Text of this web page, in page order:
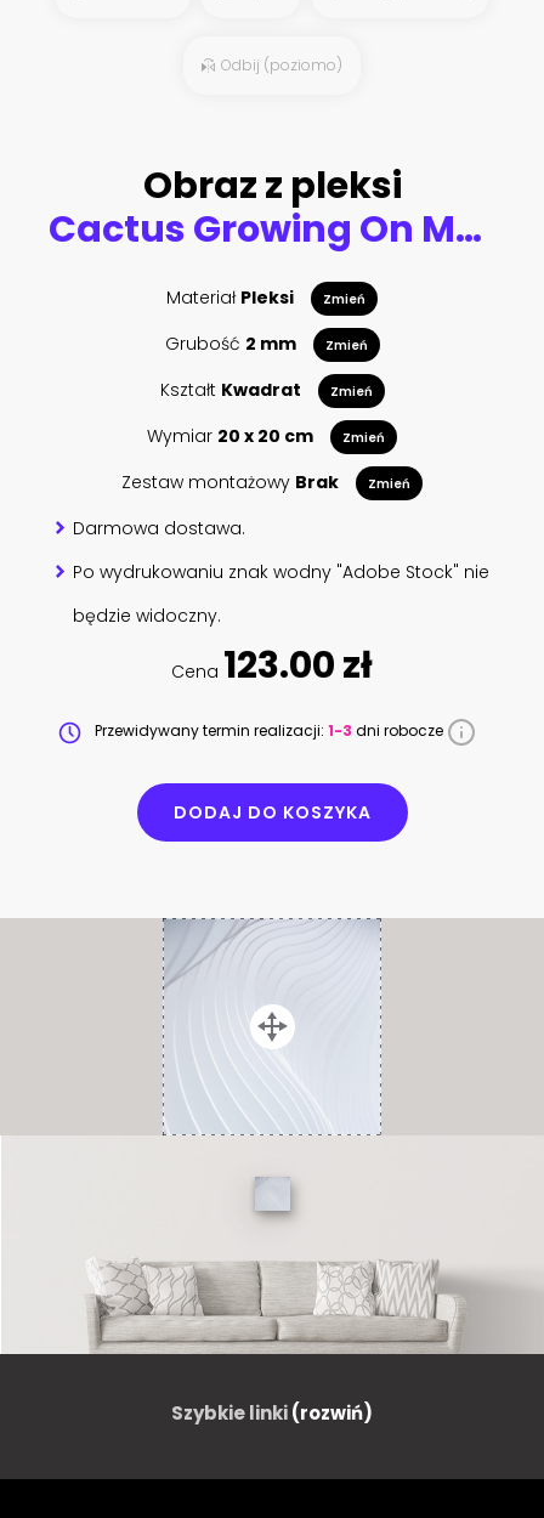
Odbij (poziomo)
Obraz z pleksi
Cactus Growing On Mountain Against Cloudy Sky
Materiał Pleksi Zmień
Grubość 2 mm Zmień
Kształt Kwadrat Zmień
Wymiar 20 x 20 cm Zmień
Zestaw montażowy Brak Zmień
Darmowa dostawa.
Po wydrukowaniu znak wodny "Adobe Stock" nie
będzie widoczny.
Cena 123.00 zł
Przewidywany termin realizacji: 1-3 dni robocze
DODAJ DO KOSZYKA
Szybkie linki(rozwiń)